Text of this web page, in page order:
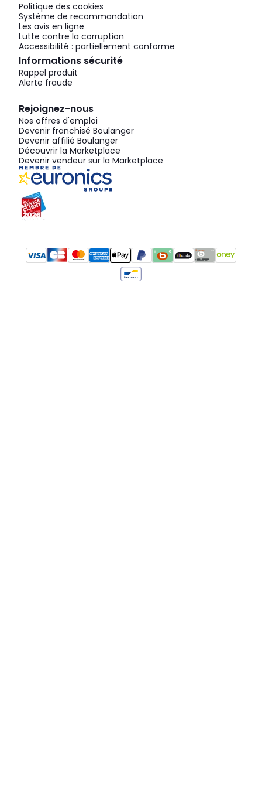
Politique des cookies
Système de recommandation
Les avis en ligne
Lutte contre la corruption
Accessibilité : partiellement conforme
Informations sécurité
Rappel produit
Alerte fraude
Rejoignez-nous
Nos offres d'emploi
Devenir franchisé Boulanger
Devenir affilié Boulanger
Découvrir la Marketplace
Devenir vendeur sur la Marketplace